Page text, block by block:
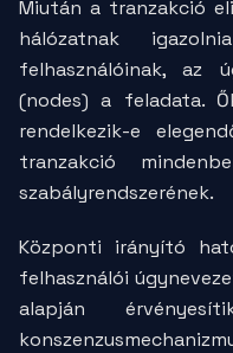
Miután a tranzakció
hálózatnak
felhasználóinak, az
(nodes) a feladata.
rendelkezik-e
tranzakció
szabályrendszerének.
Központi irányító
felhasználói
alapján